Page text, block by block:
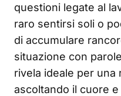
questioni legate al
raro sentirsi soli o
di accumulare
situazione con
rivela ideale per una
ascoltando il cuore